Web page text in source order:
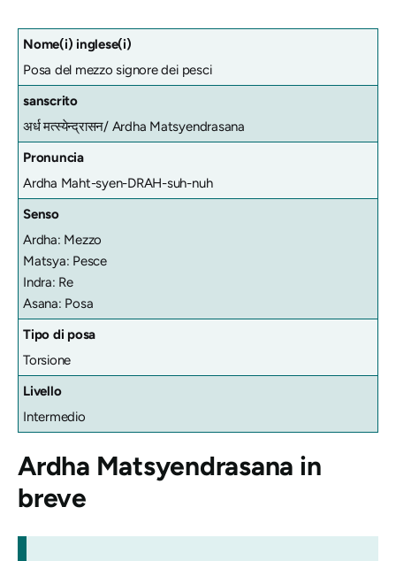
Nome(i) inglese(i)
Posa del mezzo signore dei pesci
sanscrito
अर्ध मत्स्येन्द्रासन/ Ardha Matsyendrasana
Pronuncia
Ardha Maht-syen-DRAH-suh-nuh
Senso
Ardha: Mezzo
Matsya: Pesce
Indra: Re
Asana: Posa
Tipo di posa
Torsione
Livello
Intermedio
Ardha Matsyendrasana in
breve